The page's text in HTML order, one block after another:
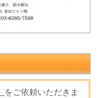
をご依頼いただきま